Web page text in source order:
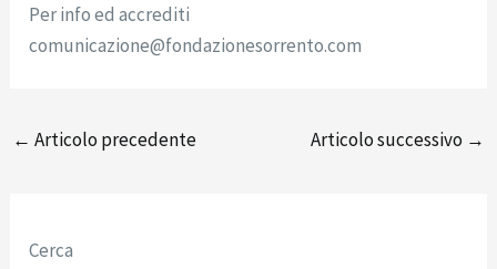
Per info ed accrediti
comunicazione@fondazionesorrento.com
← Articolo precedente Articolo successivo →
Cerca